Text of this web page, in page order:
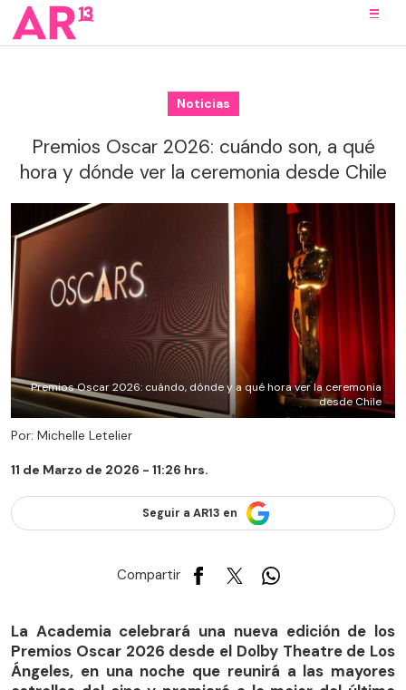
Noticias
Premios Oscar 2026: cuándo son, a qué
hora y dónde ver la ceremonia desde Chile
Premios Oscar 2026: cuándo, dónde y a qué hora ver la ceremonia
desde Chile
Por: Michelle Letelier
11 de Marzo de 2026 - 11:26 hrs.
Seguir a AR13 en
Compartir
La Academia celebrará una nueva edición de los
Premios Oscar 2026 desde el Dolby Theatre de Los
Ángeles, en una noche que reunirá a las mayores